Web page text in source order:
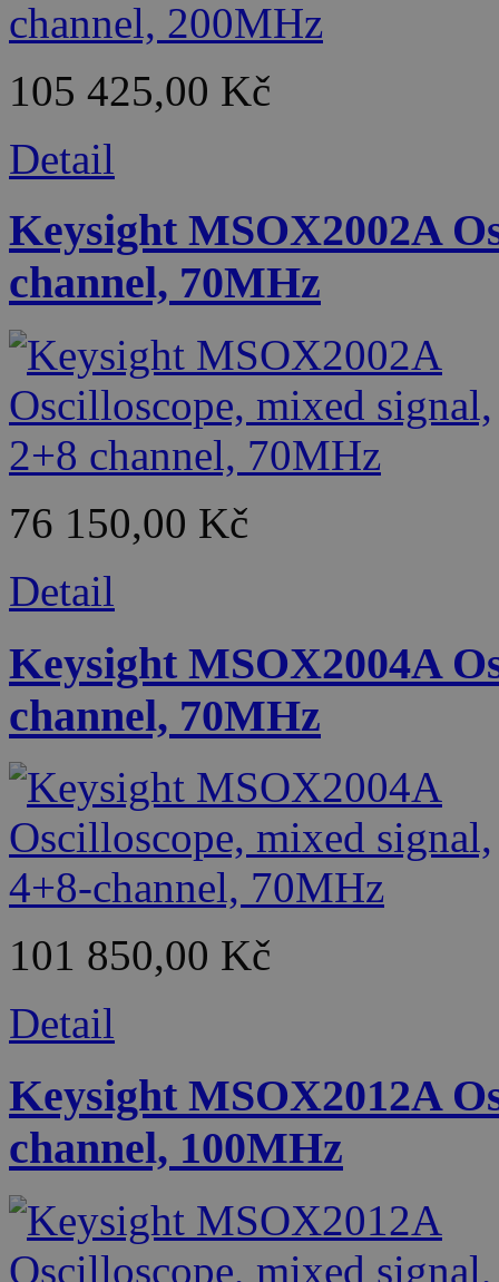
105 425,00 Kč
Detail
Keysight MSOX2002A
channel, 70MHz
76 150,00 Kč
Detail
Keysight MSOX2004A
channel, 70MHz
101 850,00 Kč
Detail
Keysight MSOX2012A
channel, 100MHz